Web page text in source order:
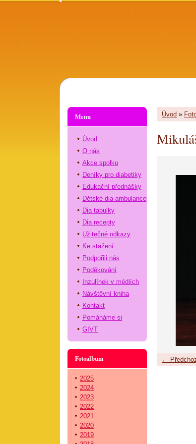
Úvod »
←
Menu
Úvod
O nás
Akce spolku
Deníky pro diabetiky
Edukační přednášky
Dětské dia ambulance
Dia tabulky
Dia recepty
Užitečné odkazy
Ke stažení
Podpořili nás
Poděkování
Inzulínek v médiích
Návštěvní kniha
Kontakt
Pomáháme si
GIVT
Fotoalbum
2025
2024
2023
2022
2021
2020
2019